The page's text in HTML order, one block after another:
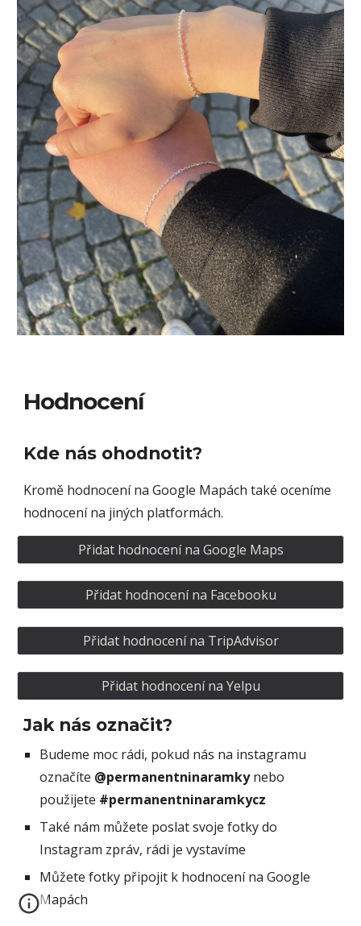
Hodnocení
Kde nás ohodnotit?
Kromě hodnocení na Google Mapách také oceníme
hodnocení na jiných platformách.
Přidat hodnocení na Google Maps
Přidat hodnocení na Facebooku
Přidat hodnocení na TripAdvisor
Přidat hodnocení na Yelpu
Jak nás označit?
Budeme moc rádi, pokud nás na instagramu
označíte @permanentninaramkynebo
použijete #permanentninaramkycz
Také nám můžete poslat svoje fotky do
Instagram zpráv, rádi je vystavíme
Můžete fotky připojit k hodnocení naGoogle
Mapách